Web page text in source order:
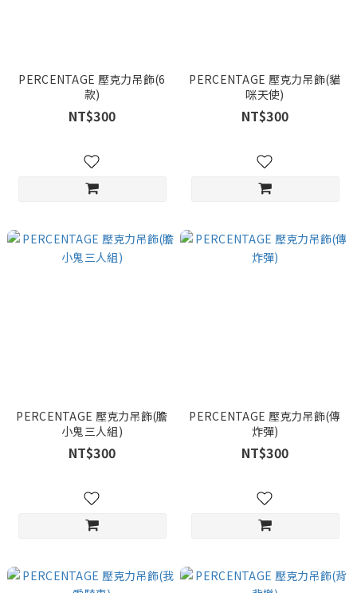
PERCENTAGE 壓克力吊飾(6
款)
NT$300
PERCENTAGE 壓克力吊飾(貓
咪天使)
NT$300
PERCENTAGE 壓克力吊飾(膽
小鬼三人組)
NT$300
PERCENTAGE 壓克力吊飾(傳
炸彈)
NT$300